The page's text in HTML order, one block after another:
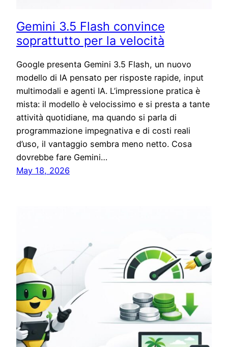
Gemini 3.5 Flash convince
soprattutto per la velocità
Google presenta Gemini 3.5 Flash, un nuovo
modello di IA pensato per risposte rapide, input
multimodali e agenti IA. L’impressione pratica è
mista: il modello è velocissimo e si presta a tante
attività quotidiane, ma quando si parla di
programmazione impegnativa e di costi reali
d’uso, il vantaggio sembra meno netto. Cosa
dovrebbe fare Gemini…
May 18, 2026